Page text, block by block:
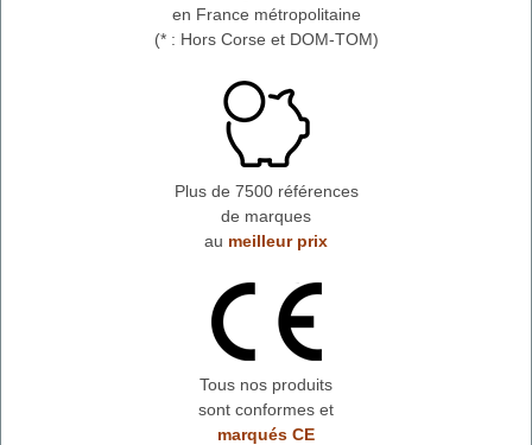
en France métropolitaine
(* : Hors Corse et DOM-TOM)
Plus de 7500 références
de marques
au meilleur prix
Tous nos produits
sont conformes et
marqués CE